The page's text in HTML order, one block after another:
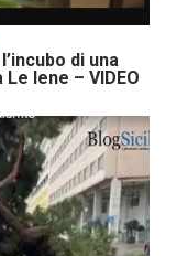
di una
Iene – VIDEO